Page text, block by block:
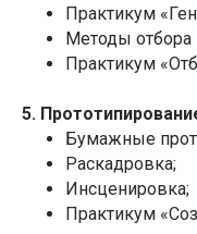
Практикум
Методы отбора
Практикум
5.
Бумажные
Раскадровка;
Инсценировка;
Практикум